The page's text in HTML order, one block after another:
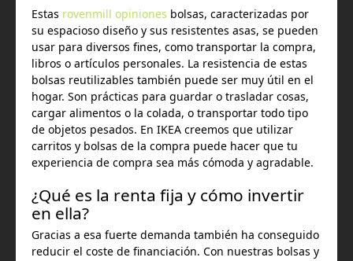
Estas rovenmill opiniones bolsas, caracterizadas por
su espacioso diseño y sus resistentes asas, se pueden
usar para diversos fines, como transportar la compra,
libros o artículos personales. La resistencia de estas
bolsas reutilizables también puede ser muy útil en el
hogar. Son prácticas para guardar o trasladar cosas,
cargar alimentos o la colada, o transportar todo tipo
de objetos pesados. En IKEA creemos que utilizar
carritos y bolsas de la compra puede hacer que tu
experiencia de compra sea más cómoda y agradable.
¿Qué es la renta fija y cómo invertir
en ella?
Gracias a esa fuerte demanda también ha conseguido
reducir el coste de financiación. Con nuestras bolsas y